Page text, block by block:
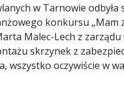
w Tarnowie
konkursu „Mam
Malec-Lech z
skrzynek z
oczywiście w